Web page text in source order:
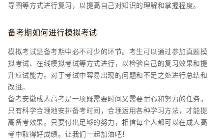
导图等方式进行复习，以提高自己对知识的理解和掌握程度。
备考期如何进行模拟考试
模拟考试是备考期中必不可少的环节。考生可以通过参加真题模
拟考试、在线模拟考试等方式进行，以检验自己的复习效果和提
升应试能力。对于考试中容易出现的问题和不足之处进行总结和
改进。
备考安徽成人高考是一项既需要时间又需要耐心和努力的任务。
只有科学合理地安排备考时间，合理运用各种学习方法，才能提
高备考效果。只要付出足够的努力，相信每个人都可以在成人高
考中取得好成绩。让我们一起加油吧！